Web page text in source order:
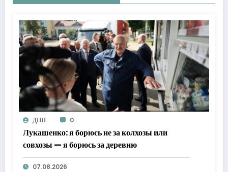
ДНП 0
Лукашенко: я борюсь не за колхозы или
совхозы — я борюсь за деревню
07.08.2026